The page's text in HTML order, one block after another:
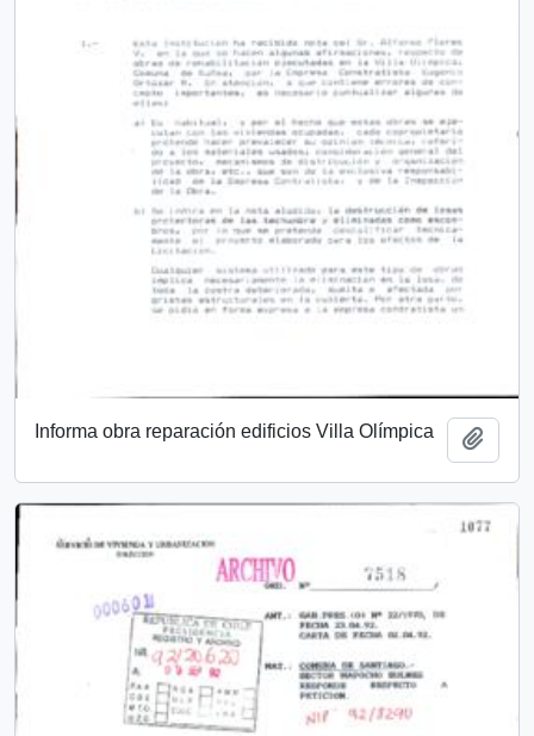
Informa obra reparación edificios Villa Olímpica